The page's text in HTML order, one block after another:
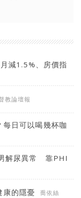
減1.5%、房價指
教論壇報
日可以喝幾杯咖
解尿異常 靠PHI
康的隱憂
喬依絲